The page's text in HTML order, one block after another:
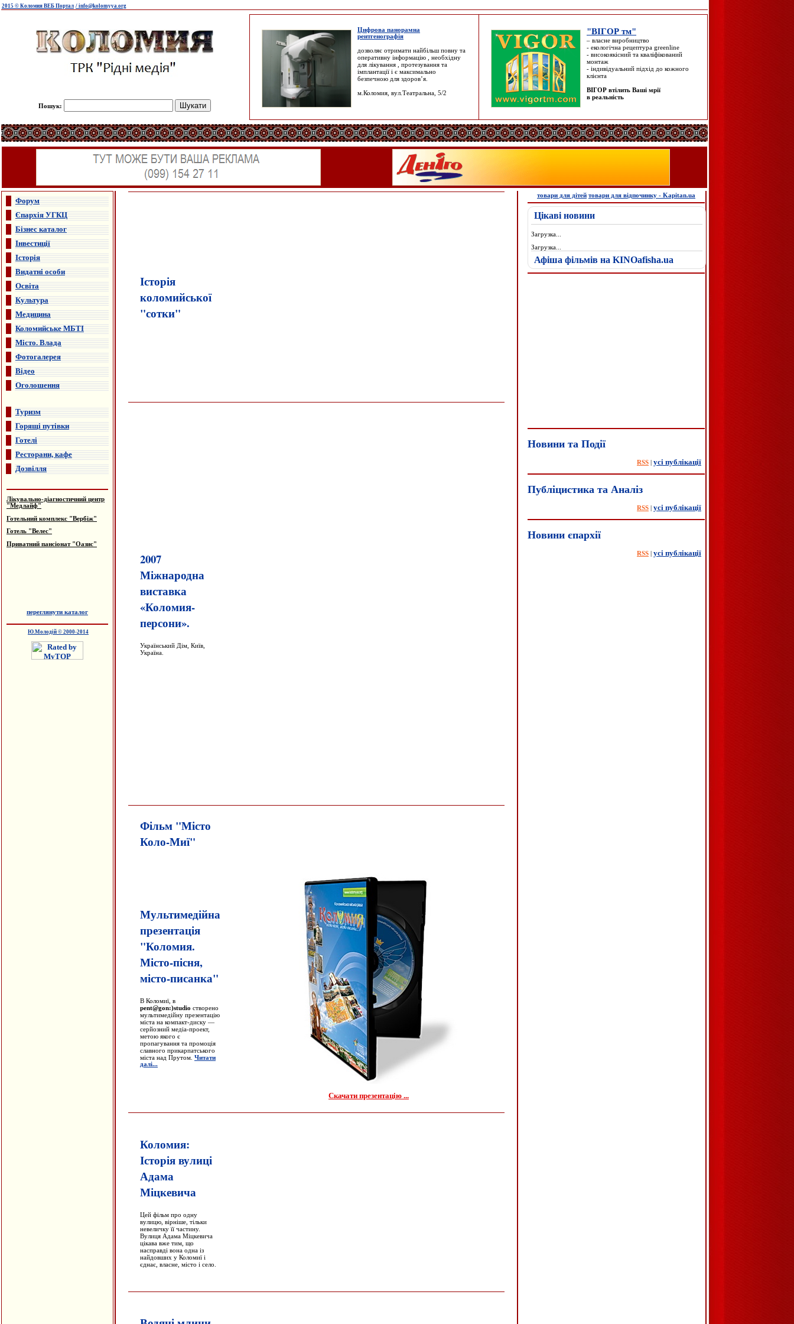
2015 © Коломия ВЕБ Портал / info@kolomyya.org
Пошук:
Цифрова панорамна
рентгенографія
дозволяє отримати найбільш повну та
оперативну інформацію , необхідну
для лікування , протезування та
імплантації і є максимально
безпечною для здоров’я.
м.Коломия, вул.Театральна, 5/2
"ВІГОР тм"
– власне виробництво
- екологічна рецептура greenline
- високоякісний та кваліфікований
монтаж
- індивідуальний підхід до кожного
клієнта
ВІГОР втілить Ваші мрії
в реальність
Форум
Єпархія УГКЦ
Бізнес каталог
Інвестиції
Історія
Видатні особи
Освіта
Культура
Медицина
Коломийське МБТІ
Місто. Влада
Фотогалерея
Відео
Оголошення
Туризм
Горящі путівки
Готелі
Ресторани, кафе
Дозвілля
Лікувально-діагностичний центр
"Медлайф"
Готельний комплекс "Вербіж"
Готель "Велес"
Приватний пансіонат "Оазис"
переглянути каталог
Ю.Молодій © 2000-2014
Історія
коломийської
"сотки"
2007
Міжнародна
виставка
«Коломия-
персони».
Український Дім, Київ,
Україна.
Фільм "Місто
Коло-Миї"
Мультимедійна
презентація
"Коломия.
Місто-пісня,
місто-писанка"
В Коломиї, в
pent@gon:)studio створено
мультимедійну презентацію
міста на компакт-диску —
серйозний медіа-проект,
метою якого є
пропагування та промоція
славного прикарпатського
міста над Прутом. Читати
далі...
Скачати презентацію ...
Коломия:
Історія вулиці
Адама
Міцкевича
Цей фільм про одну
вулицю, вірніше, тільки
невеличку її частину.
Вулиця Адама Міцкевича
цікава вже тим, що
насправді вона одна із
найдовших у Коломиї і
єднає, власне, місто і село.
товари для дітей товари для відпочинку - Kapitan.ua
Цікаві новини
Загрузка...
Загрузка...
Афіша фільмів на KINOafisha.ua
Новини та Події
RSS | усі публікації
Публіцистика та Аналіз
RSS | усі публікації
Новини єпархії
RSS | усі публікації